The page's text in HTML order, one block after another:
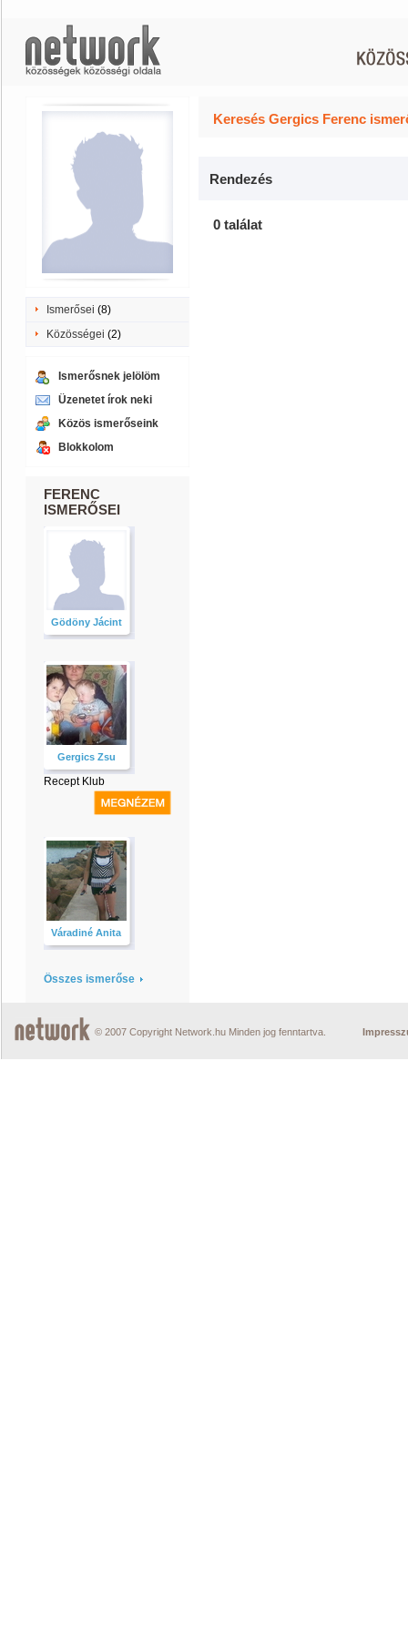
Ismerősei (8)
Közösségei (2)
Ismerősnek jelölöm
Üzenetet írok neki
Közös ismerőseink
Blokkolom
FERENC
ISMERŐSEI
Gödöny Jácint
Gergics Zsu
Recept Klub
Váradiné Anita
Összes ismerőse
Keresés Gergics Ferenc
Rendezés
0 találat
© 2007 Copyright Network.hu Minden jog fenntartva.